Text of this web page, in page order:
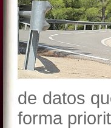
de datos
forma